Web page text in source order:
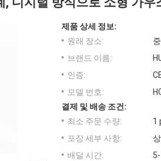
제품 상세 정보:
원래 장소:
브랜드 이름:
인증:
모델 번호:
결제 및 배송 조건:
최소 주문 수량:
1
포장 세부 사항:
배달 시간: